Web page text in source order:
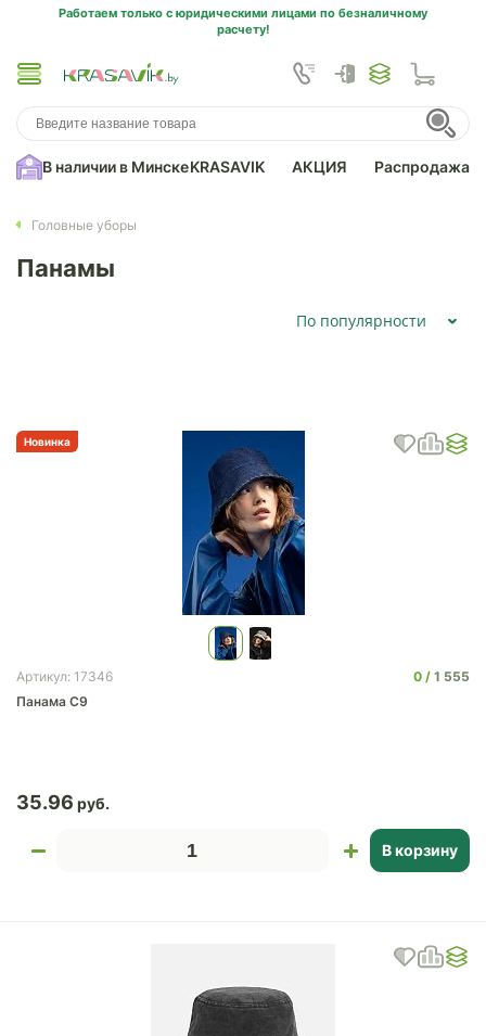
Работаем только с юридическими лицами по безналичному
расчету!
В наличии в МинскеKRASAVIK АКЦИЯ Распродажа
Головные уборы
Панамы
По популярности
Новинка
Артикул: 17346 0
1 555
Панама C9
35.96
В корзину